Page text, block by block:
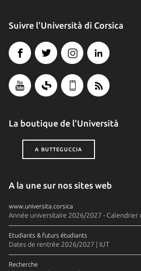
Suivre l'Università di Corsica
La boutique de l'Università
A BUTTEGUCCIA
A la une sur nos sites web
www.universita.corsica
Année universitaire 2026/2027 - Calendrier
Etudiants & futurs étudiants
Dates de rentrée 2026/2027 | IUT
Recherche